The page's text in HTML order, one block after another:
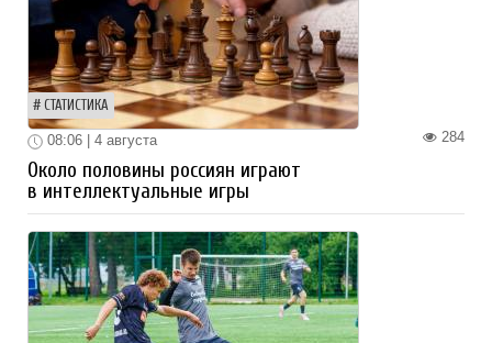
СТАТИСТИКА
284
08:06 | 4 августа
Около половины россиян играют
в интеллектуальные игры